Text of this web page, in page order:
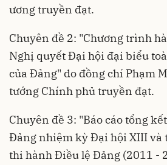
ương truyền đạt.
Chuyên đề 2: "Chương trình
Nghị quyết Đại hội đại biểu
của Đảng" do đồng chí Phạm
tướng Chính phủ truyền đạt.
Chuyên đề 3: "Báo cáo tổng
Đảng nhiệm kỳ Đại hội XIII và
thi hành Điều lệ Đảng (2011 -